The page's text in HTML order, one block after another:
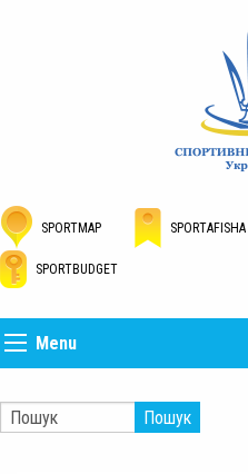
SPORTMAP SPORTAFISHA
SPORTBUDGET
Menu
Пошук